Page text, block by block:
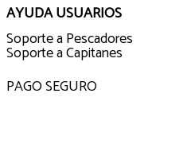
AYUDA USUARIOS
Soporte a Pescadores
Soporte a Capitanes
PAGO SEGURO